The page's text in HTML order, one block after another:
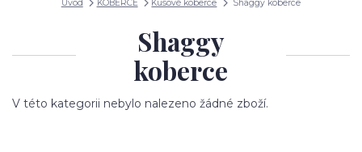
Úvod KOBERCE Kusové koberce Shaggy koberce
Shaggy
koberce
V této kategorii nebylo nalezeno žádné zboží.